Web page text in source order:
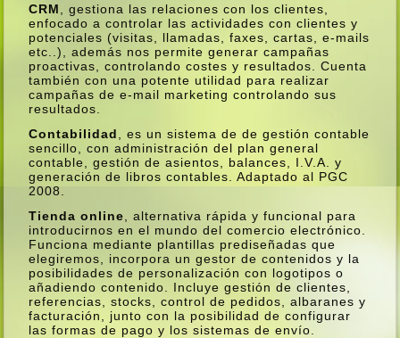
CRM
, gestiona las relaciones con los clientes,
enfocado a controlar las actividades con clientes y
potenciales (visitas, llamadas, faxes, cartas, e-mails
etc..), además nos permite generar campañas
proactivas, controlando costes y resultados. Cuenta
también con una potente utilidad para realizar
campañas de e-mail marketing controlando sus
resultados.
Contabilidad
, es un sistema de de gestión contable
sencillo, con administración del plan general
contable, gestión de asientos, balances, I.V.A. y
generación de libros contables. Adaptado al PGC
2008.
Tienda online , alternativa rápida y funcional para
introducirnos en el mundo del comercio electrónico.
Funciona mediante plantillas prediseñadas que
elegiremos, incorpora un gestor de contenidos y la
posibilidades de personalización con logotipos o
añadiendo contenido. Incluye gestión de clientes,
referencias, stocks, control de pedidos, albaranes y
facturación, junto con la posibilidad de configurar
las formas de pago y los sistemas de enví­o.